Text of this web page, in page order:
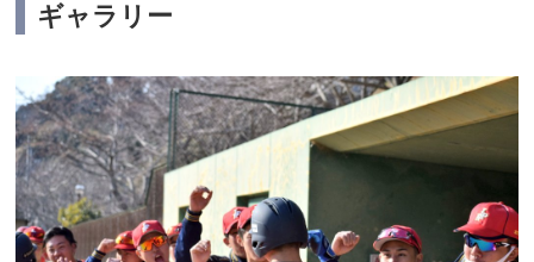
ギャラリー